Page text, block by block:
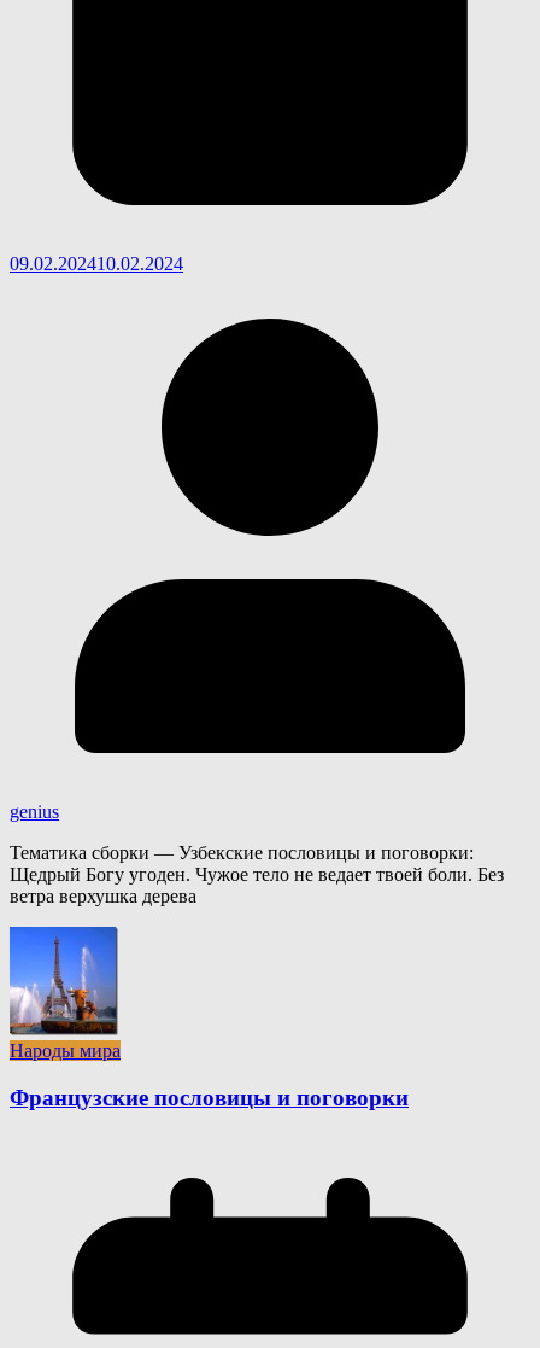
09.02.202410.02.2024
genius
Тематика сборки — Узбекские пословицы и поговорки:
Щедрый Богу угоден. Чужое тело не ведает твоей боли. Без
ветра верхушка дерева
Народы мира
Французские пословицы и поговорки